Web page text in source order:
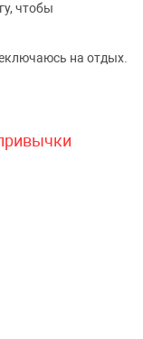
чтобы
на отдых.